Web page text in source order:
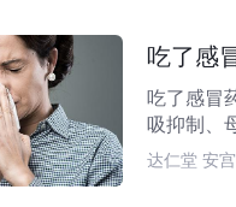
吃了感
吃了感冒
吸抑制、
那敏引起
达仁堂 安